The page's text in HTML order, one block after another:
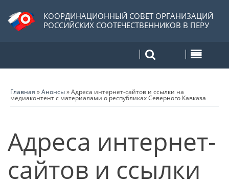
КООРДИНАЦИОННЫЙ СОВЕТ ОРГАНИЗАЦИЙ
РОССИЙСКИХ СООТЕЧЕСТВЕННИКОВ В ПЕРУ
Главная »Анонсы»Адреса интернет-сайтов и ссылки на
медиаконтент с материалами о республиках Северного Кавказа
Адреса интернет-
сайтов и ссылки